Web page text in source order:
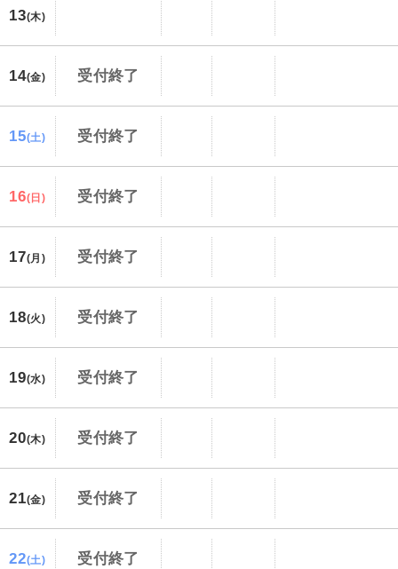
13(木)
14(金) 受付終了
15(土) 受付終了
16(日) 受付終了
17(月) 受付終了
18(火) 受付終了
19(水) 受付終了
20(木) 受付終了
21(金) 受付終了
22(土) 受付終了